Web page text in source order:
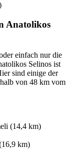
Anatolikos
einfach nur die
Selinos ist
sind einige der
von 48 km vom
(14,4 km)
km)